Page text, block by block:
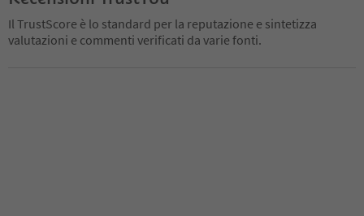
Il TrustScore è lo standard per la reputazione e sintetizza
valutazioni e commenti verificati da varie fonti.